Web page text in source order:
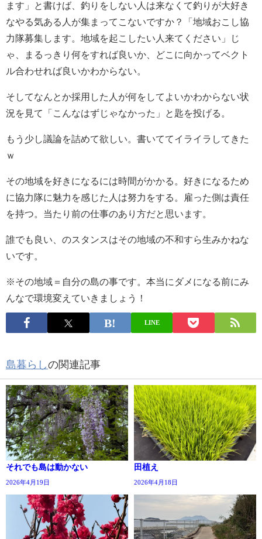
ます」と書けば、釣りをしない人は来なくて釣りが大好き
なやる気ある人が集まってこないですか？「地域おこし協
力隊募集します。地域を起こしたい人来てください」じ
ゃ、まるっきり何をすれば良いか、どこに向かってベクト
ル合わせれば良いかわからない。
そしてなんとか採用した人が何をしてよいかわからない状
況を見て「こんなはずじゃなかった」と匙を投げる。
もう少し議論を詰めて欲しい。書いててイライラしてきた
ｗ
その地域を好きになるには時間がかかる。好きになるため
に協力隊に魅力を感じた人は努力をする。雇った側は責任
を持つ。当たり前の仕事のあり方だと思います。
誰でも良い、のスタンスはその地域の不和すら生みかねな
いです。
※その地域＝自分の島の事です。本当にダメになる前にみ
んなで環境変えていきましょう！
LINE
島暮らしの関連記事
それでも島は動かない
2026年4月19日
田植え
2026年4月18日